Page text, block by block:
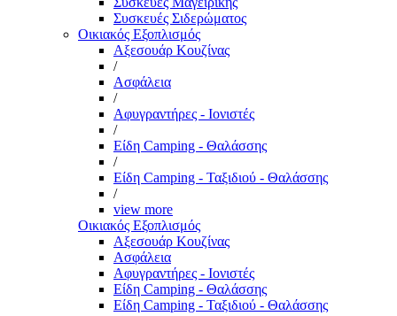
Συσκευές Σιδερώματος
Οικιακός Εξοπλισμός
Αξεσουάρ Κουζίνας
/
Ασφάλεια
/
Αφυγραντήρες - Ιονιστές
/
Είδη Camping - Θαλάσσης
/
Είδη Camping - Ταξιδιού - Θαλάσσης
/
view more
Οικιακός Εξοπλισμός
Αξεσουάρ Κουζίνας
Ασφάλεια
Αφυγραντήρες - Ιονιστές
Είδη Camping - Θαλάσσης
Είδη Camping - Ταξιδιού - Θαλάσσης